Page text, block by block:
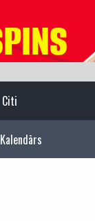
Citi
Kalendārs